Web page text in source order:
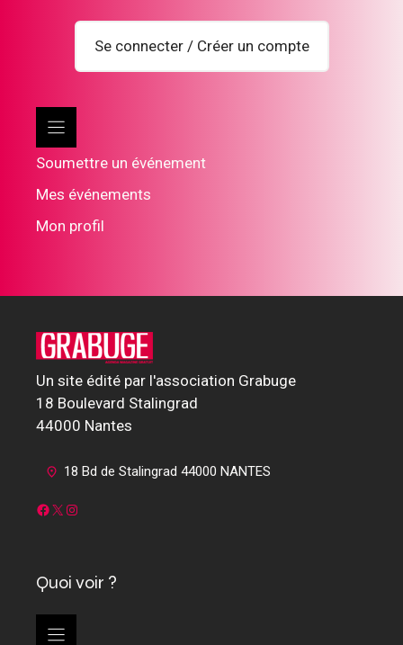
Se connecter / Créer un compte
Soumettre un événement
Mes événements
Mon profil
Un site édité par l'association Grabuge
18 Boulevard Stalingrad
44000 Nantes
18 Bd de Stalingrad 44000 NANTES
Facebook
X Instagram
Quoi voir ?